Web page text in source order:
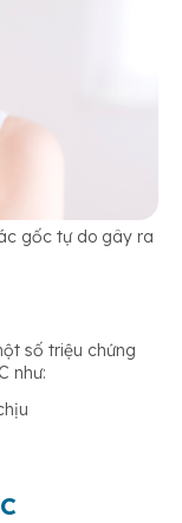
gốc tự do gây ra
số triệu chứng
như: